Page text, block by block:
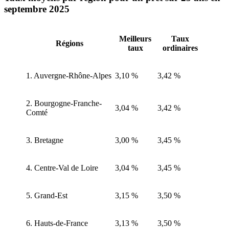
septembre 2025
Régions
Meilleurs
taux
Taux
ordinaires
1. Auvergne-Rhône-Alpes 3,10 % 3,42 %
2. Bourgogne-Franche-
Comté
3,04 % 3,42 %
3. Bretagne 3,00 % 3,45 %
4. Centre-Val de Loire 3,04 % 3,45 %
5. Grand-Est 3,15 % 3,50 %
6. Hauts-de-France 3,13 % 3,50 %